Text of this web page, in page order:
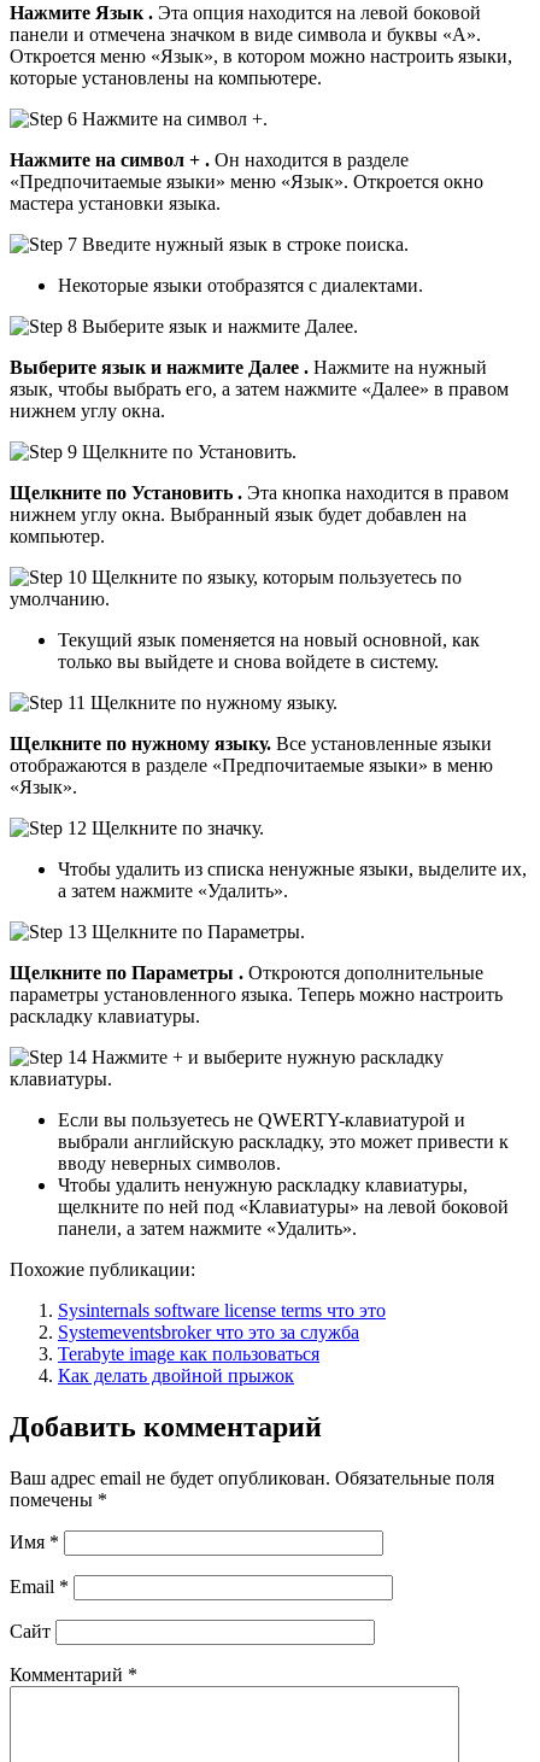
Нажмите Язык . Эта опция находится на левой боковой
панели и отмечена значком в виде символа и буквы «А».
Откроется меню «Язык», в котором можно настроить языки,
которые установлены на компьютере.
Нажмите на символ + . Он находится в разделе
«Предпочитаемые языки» меню «Язык». Откроется окно
мастера установки языка.
Некоторые языки отобразятся с диалектами.
Выберите язык и нажмите Далее . Нажмите на нужный
язык, чтобы выбрать его, а затем нажмите «Далее» в правом
нижнем углу окна.
Щелкните по Установить . Эта кнопка находится в правом
нижнем углу окна. Выбранный язык будет добавлен на
компьютер.
Текущий язык поменяется на новый основной, как
только вы выйдете и снова войдете в систему.
Щелкните по нужному языку. Все установленные языки
отображаются в разделе «Предпочитаемые языки» в меню
«Язык».
Чтобы удалить из списка ненужные языки, выделите их,
а затем нажмите «Удалить».
Щелкните по Параметры . Откроются дополнительные
параметры установленного языка. Теперь можно настроить
раскладку клавиатуры.
Если вы пользуетесь не QWERTY-клавиатурой и
выбрали английскую раскладку, это может привести к
вводу неверных символов.
Чтобы удалить ненужную раскладку клавиатуры,
щелкните по ней под «Клавиатуры» на левой боковой
панели, а затем нажмите «Удалить».
Похожие публикации:
Sysinternals software license terms что это
Systemeventsbroker что это за служба
Terabyte image как пользоваться
Как делать двойной прыжок
Добавить комментарий
Ваш адрес email не будет опубликован. Обязательные поля
помечены *
Имя *
Email *
Сайт
Комментарий *